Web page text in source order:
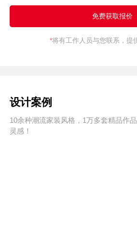
*将有工作人员与您联系，提
设计案例
10余种潮流家装风格，1万多套精品作
灵感！